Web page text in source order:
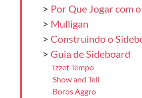
> Por Que Jogar com
> Mulligan
> Construindo o
> Guia de Sideboard
Izzet Tempo
Show and Tell
Boros Aggro